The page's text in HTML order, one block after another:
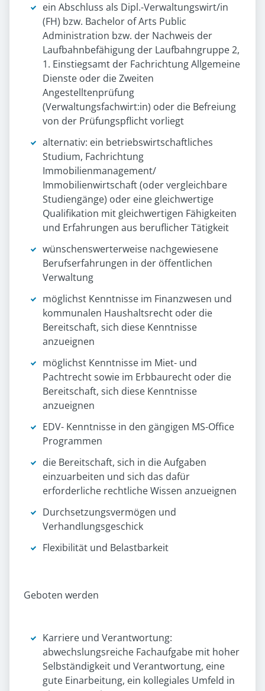
ein Abschluss als Dipl.-Verwaltungswirt/in
(FH) bzw. Bachelor of Arts Public
Administration bzw. der Nachweis der
Laufbahnbefähigung der Laufbahngruppe 2,
1. Einstiegsamt der Fachrichtung Allgemeine
Dienste oder die Zweiten
Angestelltenprüfung
(Verwaltungsfachwirt:in) oder die Befreiung
von der Prüfungspflicht vorliegt
alternativ: ein betriebswirtschaftliches
Studium, Fachrichtung
Immobilienmanagement/
Immobilienwirtschaft (oder vergleichbare
Studiengänge) oder eine gleichwertige
Qualifikation mit gleichwertigen Fähigkeiten
und Erfahrungen aus beruflicher Tätigkeit
wünschenswerterweise nachgewiesene
Berufserfahrungen in der öffentlichen
Verwaltung
möglichst Kenntnisse im Finanzwesen und
kommunalen Haushaltsrecht oder die
Bereitschaft, sich diese Kenntnisse
anzueignen
möglichst Kenntnisse im Miet- und
Pachtrecht sowie im Erbbaurecht oder die
Bereitschaft, sich diese Kenntnisse
anzueignen
EDV- Kenntnisse in den gängigen MS-Office
Programmen
die Bereitschaft, sich in die Aufgaben
einzuarbeiten und sich das dafür
erforderliche rechtliche Wissen anzueignen
Durchsetzungsvermögen und
Verhandlungsgeschick
Flexibilität und Belastbarkeit
Geboten werden
Karriere und Verantwortung:
abwechslungsreiche Fachaufgabe mit hoher
Selbständigkeit und Verantwortung, eine
gute Einarbeitung, ein kollegiales Umfeld in